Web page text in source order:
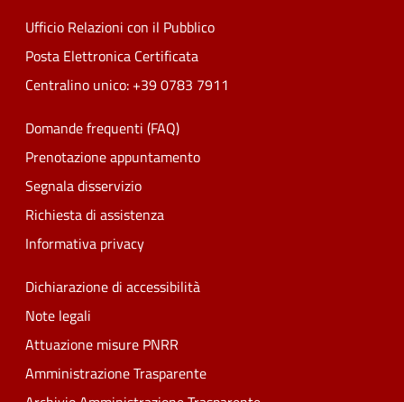
Ufficio Relazioni con il Pubblico
Posta Elettronica Certificata
Centralino unico: +39 0783 7911
Domande frequenti (FAQ)
Prenotazione appuntamento
Segnala disservizio
Richiesta di assistenza
Informativa privacy
Dichiarazione di accessibilità
Note legali
Attuazione misure PNRR
Amministrazione Trasparente